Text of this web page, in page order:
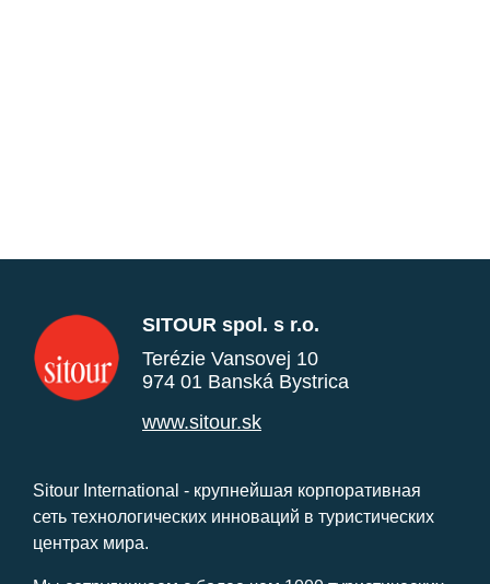
SITOUR spol. s r.o.
Terézie Vansovej 10
974 01 Banská Bystrica
www.sitour.sk
Sitour International - крупнейшая корпоративная
сеть технологических инноваций в туристических
центрах мира.